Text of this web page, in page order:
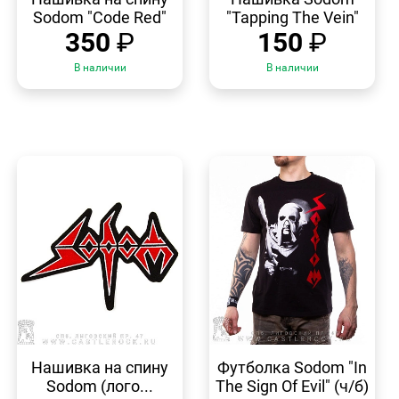
Sodom "Code Red"
350 ₽
В наличии
"Tapping The Vein"
150 ₽
В наличии
ПРОСМОТР
Нашивка на спину
Sodom (лого...
ПРОСМОТР
Футболка Sodom "In
The Sign Of Evil" (ч/б)